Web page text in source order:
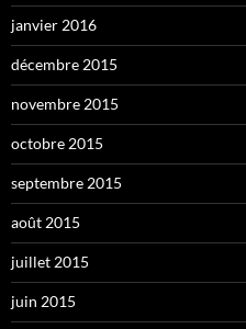
janvier 2016
décembre 2015
novembre 2015
octobre 2015
septembre 2015
août 2015
juillet 2015
juin 2015